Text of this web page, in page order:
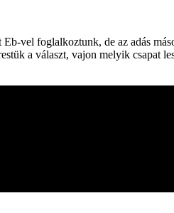
vel foglalkoztunk, de az adás
a választ, vajon melyik csapat